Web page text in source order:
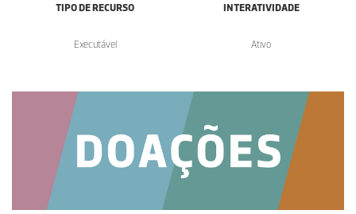
TIPO DE RECURSO
Executável
INTERATIVIDADE
Ativo